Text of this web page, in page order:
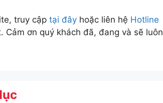
truy cập tại đây hoặc liên hệ Hotline
ơn quý khách đã, đang và sẽ luôn